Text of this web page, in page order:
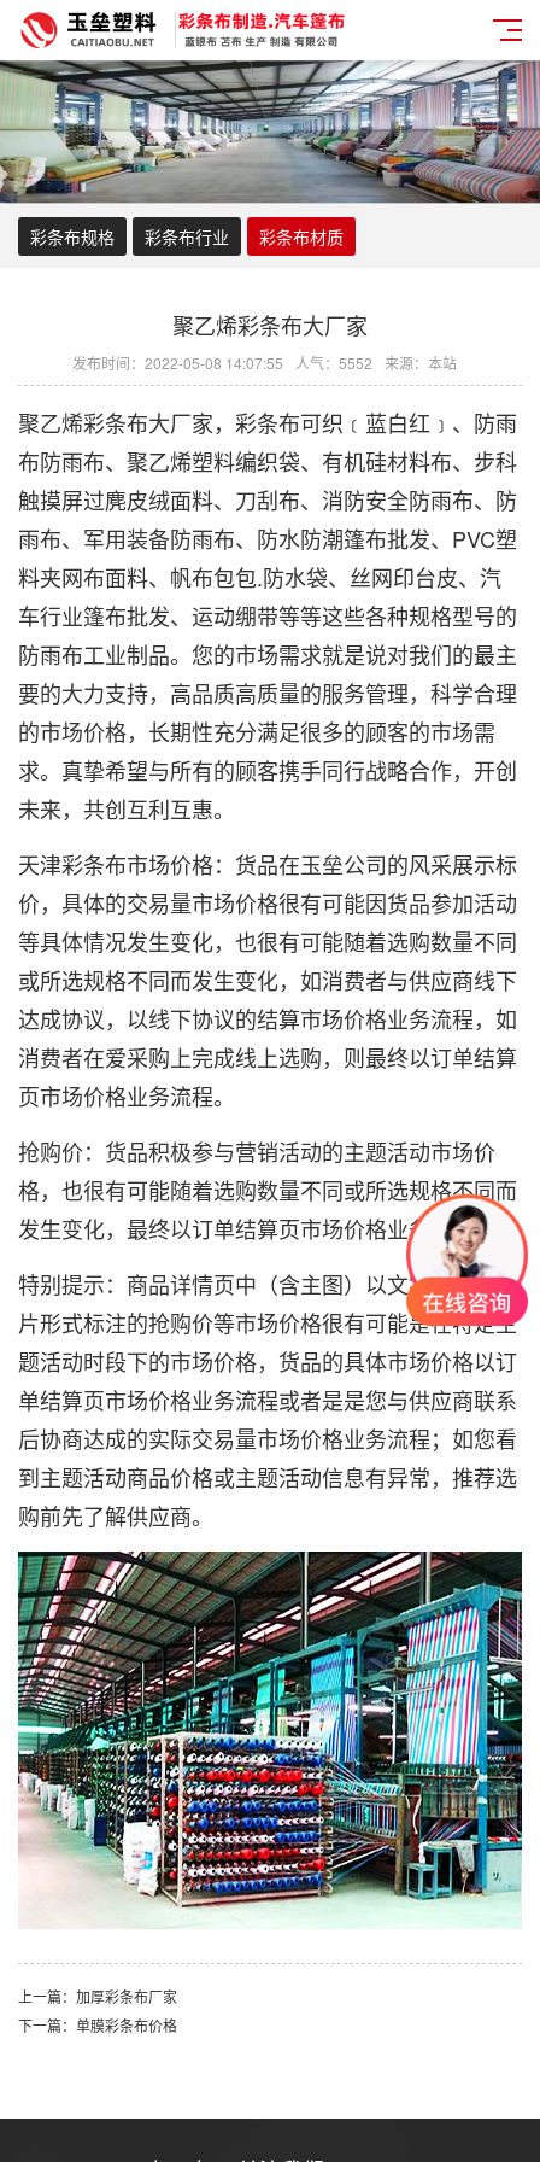
彩条布规格 彩条布行业 彩条布材质
聚乙烯彩条布大厂家
发布时间：2022-05-08 14:07:55 人气：5552 来源：本站
聚乙烯彩条布大厂家， 彩条布可织﹝蓝白红﹞、防雨
布防雨布、聚乙烯塑料编织袋、有机硅材料布、步科
触摸屏过麂皮绒面料、刀刮布、消防安全防雨布、防
雨布、军用装备防雨布、防水防潮篷布批发、PVC塑
料夹网布面料、帆布包包.防水袋、丝网印台皮、汽
车行业篷布批发、运动绷带等等这些各种规格型号的
防雨布工业制品。您的市场需求就是说对我们的最主
要的大力支持，高品质高质量的服务管理，科学合理
的市场价格，长期性充分满足很多的顾客的市场需
求。真挚希望与所有的顾客携手同行战略合作，开创
未来，共创互利互惠。
天津彩条布市场价格：货品在玉垒公司的风采展示标
价，具体的交易量市场价格很有可能因货品参加活动
等具体情况发生变化，也很有可能随着选购数量不同
或所选规格不同而发生变化，如消费者与供应商线下
达成协议，以线下协议的结算市场价格业务流程，如
消费者在爱采购上完成线上选购，则最终以订单结算
页市场价格业务流程。
抢购价：货品积极参与营销活动的主题活动市场价
格，也很有可能随着选购数量不同或所选规格不同而
发生变化，最终以订单结算页市场价格业务流程。
特别提示：商品详情页中（含主图）以文字或者是图
片形式标注的抢购价等市场价格很有可能是在特定主
题活动时段下的市场价格，货品的具体市场价格以订
单结算页市场价格业务流程或者是是您与供应商联系
后协商达成的实际交易量市场价格业务流程；如您看
到主题活动商品价格或主题活动信息有异常，推荐选
购前先了解供应商。
上一篇：加厚彩条布厂家
下一篇：单膜彩条布价格